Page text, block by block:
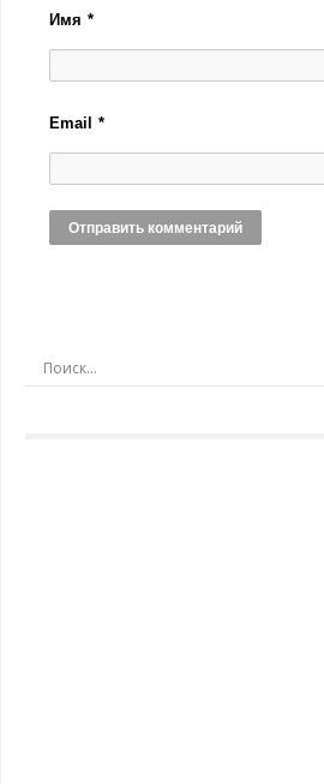
Имя*
Email*